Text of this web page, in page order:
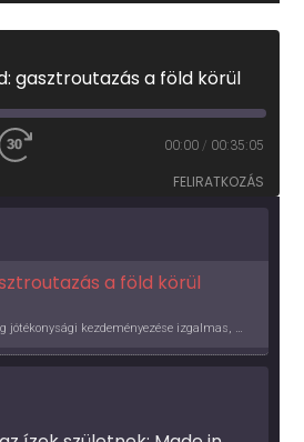
gasztroutazás a föld körül
00:00 / 00:35:05
FELIRATKOZÁS
a föld körül
Az UNICEF Magyarország jótékonysági kezdeményezése izgalmas, egész éves világkörüli ízutazásra hív, igazi családi program és gasztroedukáció, illetve segítség a rászorulóknak is egyben.